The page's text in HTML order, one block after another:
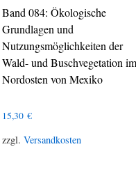
Band 084: Ökologische
Grundlagen und
Nutzungsmöglichkeiten der
Wald- und Buschvegetation im
Nordosten von Mexiko
15,30€
zzgl.Versandkosten